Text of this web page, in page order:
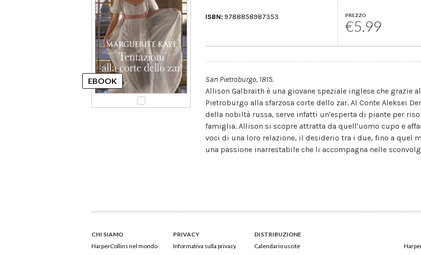
ISBN: 9788858987353 PREZZO
€5.99
San Pietroburgo, 1815.
Allison Galbraith è una giovane speziale inglese che grazie
Pietroburgo alla sfarzosa corte dello zar. Al Conte Aleksei
della nobiltà russa, serve infatti un'esperta di piante per
famiglia. Allison si scopre attratta da quell'uomo cupo e
voci di una loro relazione, il desiderio tra i due, fino a quel
una passione inarrestabile che li accompagna nelle
CHI SIAMO
HarperCollins nel mondo
PRIVACY
Informativa sulla privacy
DISTRIBUZIONE
Calendario uscite